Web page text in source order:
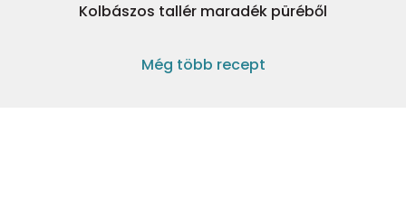
Kolbászos tallér maradék püréből
Még több recept